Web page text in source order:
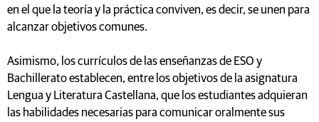
en el que la teoría y la práctica conviven, es decir, se unen para
alcanzar objetivos comunes.
Asimismo, los currículos de las enseñanzas de ESO y
Bachillerato establecen, entre los objetivos de la asignatura
Lengua y Literatura Castellana, que los estudiantes adquieran
las habilidades necesarias para comunicar oralmente sus